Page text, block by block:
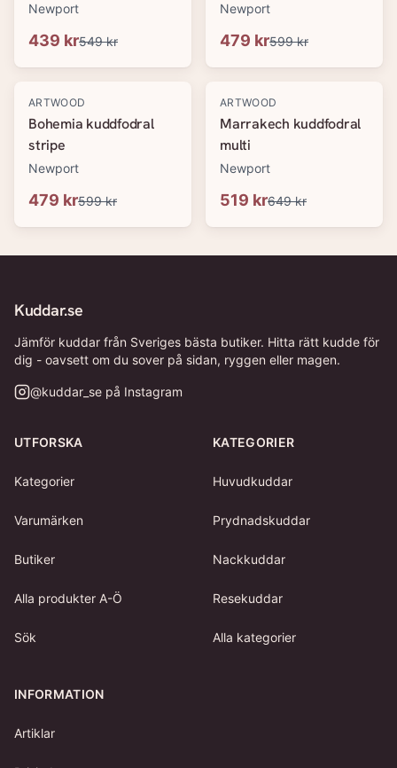
Newport
439 kr549 kr
Newport
479 kr599 kr
-20%
ARTWOOD
Bohemia kuddfodral
stripe
Newport
479 kr599 kr
-20%
ARTWOOD
Marrakech kuddfodral
multi
Newport
519 kr649 kr
Kuddar.se
Jämför kuddar från Sveriges bästa butiker. Hitta rätt kudde för
dig - oavsett om du sover på sidan, ryggen eller magen.
@kuddar_se på Instagram
UTFORSKA
Kategorier
Varumärken
Butiker
Alla produkter A-Ö
Sök
KATEGORIER
Huvudkuddar
Prydnadskuddar
Nackkuddar
Resekuddar
Alla kategorier
INFORMATION
Artiklar